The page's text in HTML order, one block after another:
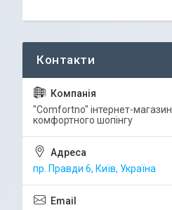
"Comfortno" інтернет-магазин
комфортного шопінгу
пр. Правди 6, Київ, Україна